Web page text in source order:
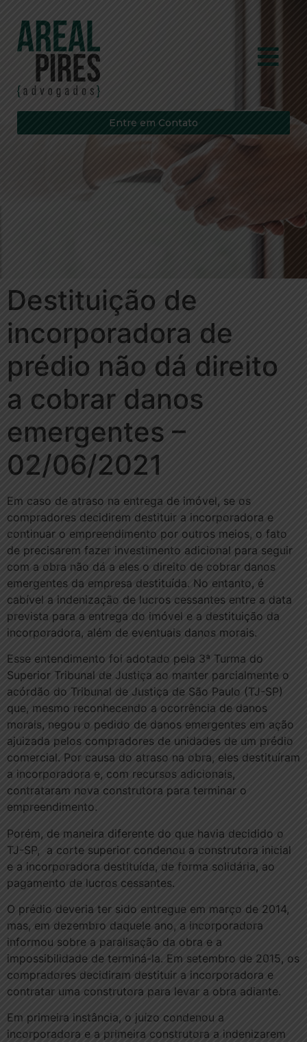
Entre em Contato
Destituição de
incorporadora de
prédio não dá direito
a cobrar danos
emergentes –
02/06/2021
Em caso de atraso na entrega de imóvel, se os
compradores decidirem destituir a incorporadora e
continuar o empreendimento por outros meios, o fato
de precisarem fazer investimento adicional para seguir
com a obra não dá a eles o direito de cobrar danos
emergentes da empresa destituída. No entanto, é
cabível a indenização de lucros cessantes entre a data
prevista para a entrega do imóvel e a destituição da
incorporadora, além de eventuais danos morais.
Esse entendimento foi adotado pela 3ª Turma do
Superior Tribunal de Justiça ao manter parcialmente o
acórdão do Tribunal de Justiça de São Paulo (TJ-SP)
que, mesmo reconhecendo a ocorrência de danos
morais, negou o pedido de danos emergentes em ação
ajuizada pelos compradores de unidades de um prédio
comercial. Por causa do atraso na obra, eles destituíram
a incorporadora e, com recursos adicionais,
contrataram nova construtora para terminar o
empreendimento.
Porém, de maneira diferente do que havia decidido o
TJ-SP, a corte superior condenou a construtora inicial
e a incorporadora destituída, de forma solidária, ao
pagamento de lucros cessantes.
O prédio deveria ter sido entregue em março de 2014,
mas, em dezembro daquele ano, a incorporadora
informou sobre a paralisação da obra e a
impossibilidade de terminá-la. Em setembro de 2015, os
compradores decidiram destituir a incorporadora e
contratar uma construtora para levar a obra adiante.
Em primeira instância, o juízo condenou a
incorporadora e a primeira construtora a indenizarem